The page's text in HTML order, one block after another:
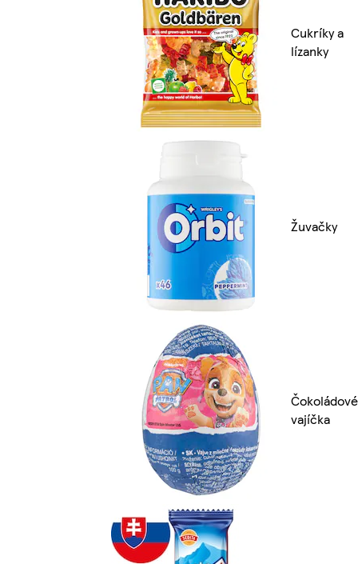
Cukríky a
lízanky
Žuvačky
Čokoládové
vajíčka